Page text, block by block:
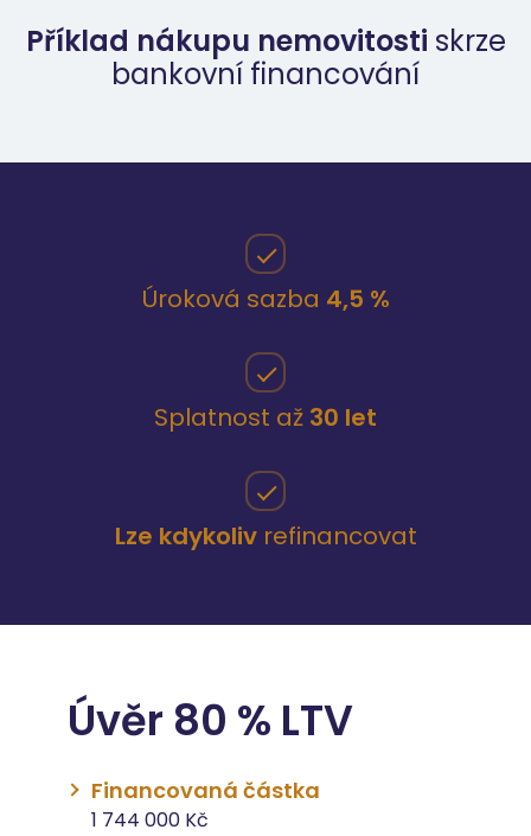
Příklad nákupu nemovitosti skrze
bankovní financování
Úroková sazba 4,5 %
Splatnost až 30 let
Lze kdykolivrefinancovat
Úvěr 80 % LTV
Financovaná částka
1 744 000 Kč